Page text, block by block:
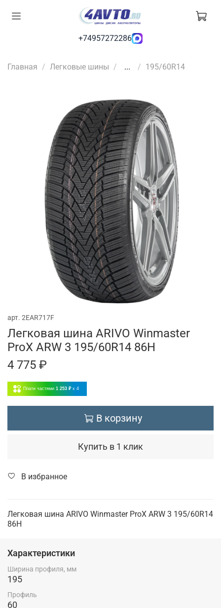
+74957272286
Главная Легковые шины ... 195/60R14
арт. 2EAR717F
Легковая шина ARIVO Winmaster
ProX ARW 3 195/60R14 86H
4 775 ₽
Плати частями 1 253 ₽ x 4
В корзину
Купить в 1 клик
В избранное
Легковая шина ARIVO Winmaster ProX ARW 3 195/60R14
86H
Характеристики
Ширина профиля, мм
195
Профиль
60